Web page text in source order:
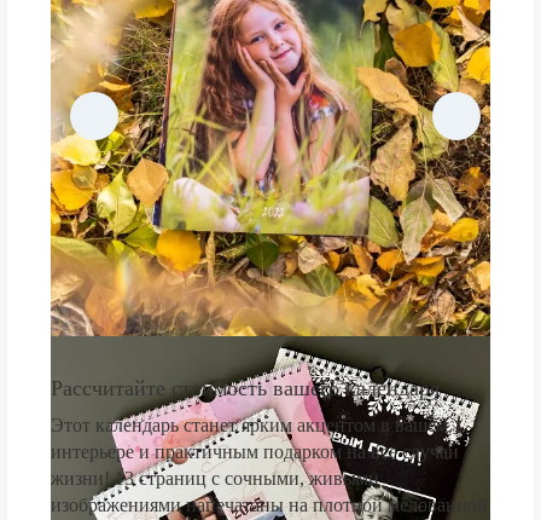
Рассчитайте стоимость вашего календаря
Этот календарь станет ярким акцентом в вашем
интерьере и практичным подарком на все случаи
жизни! 13 страниц с сочными, живыми
изображениями напечатаны на плотной мелованной